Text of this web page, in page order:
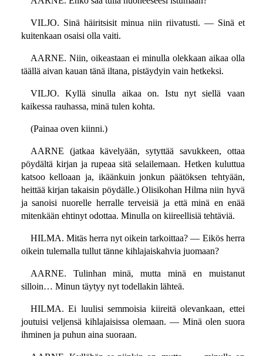
VILJO. Sinä häiritsisit minua niin riivatusti. — Sinä et
kuitenkaan osaisi olla vaiti.
AARNE. Niin, oikeastaan ei minulla olekkaan aikaa olla
täällä aivan kauan tänä iltana, pistäydyin vain hetkeksi.
VILJO. Kyllä sinulla aikaa on. Istu nyt siellä vaan
kaikessa rauhassa, minä tulen kohta.
(Painaa oven kiinni.)
AARNE (jatkaa kävelyään, sytyttää savukkeen, ottaa
pöydältä kirjan ja rupeaa sitä selailemaan. Hetken kuluttua
katsoo kelloaan ja, ikäänkuin jonkun päätöksen tehtyään,
heittää kirjan takaisin pöydälle.) Olisikohan Hilma niin hyvä
ja sanoisi nuorelle herralle terveisiä ja että minä en enää
mitenkään ehtinyt odottaa. Minulla on kiireellisiä tehtäviä.
HILMA. Mitäs herra nyt oikein tarkoittaa? — Eikös herra
oikein tulemalla tullut tänne kihlajaiskahvia juomaan?
AARNE. Tulinhan minä, mutta minä en muistanut
silloin… Minun täytyy nyt todellakin lähteä.
HILMA. Ei luulisi semmoisia kiireitä olevankaan, ettei
joutuisi veljensä kihlajaisissa olemaan. — Minä olen suora
ihminen ja puhun aina suoraan.